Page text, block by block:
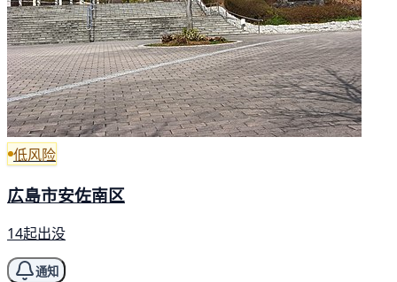
低风险
広島市安佐南区
14起出没
通知